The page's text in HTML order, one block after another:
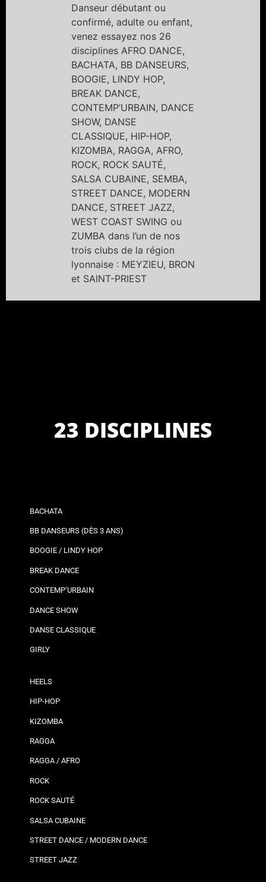
Danseur débutant ou
confirmé, adulte ou enfant,
venez essayez nos 26
disciplines AFRO DANCE,
BACHATA, BB DANSEURS,
BOOGIE, LINDY HOP,
BREAK DANCE,
CONTEMP’URBAIN, DANCE
SHOW, DANSE
CLASSIQUE, HIP-HOP,
KIZOMBA, RAGGA, AFRO,
ROCK, ROCK SAUTÉ,
SALSA CUBAINE, SEMBA,
STREET DANCE, MODERN
DANCE, STREET JAZZ,
WEST COAST SWING ou
ZUMBA dans l’un de nos
trois clubs de la région
lyonnaise : MEYZIEU, BRON
et SAINT-PRIEST
23 DISCIPLINES
BACHATA
BB DANSEURS (DÈS 3 ANS)
BOOGIE / LINDY HOP
BREAK DANCE
CONTEMP’URBAIN
DANCE SHOW
DANSE CLASSIQUE
GIRLY
HEELS
HIP-HOP
KIZOMBA
RAGGA
RAGGA / AFRO
ROCK
ROCK SAUTÉ
SALSA CUBAINE
STREET DANCE / MODERN DANCE
STREET JAZZ